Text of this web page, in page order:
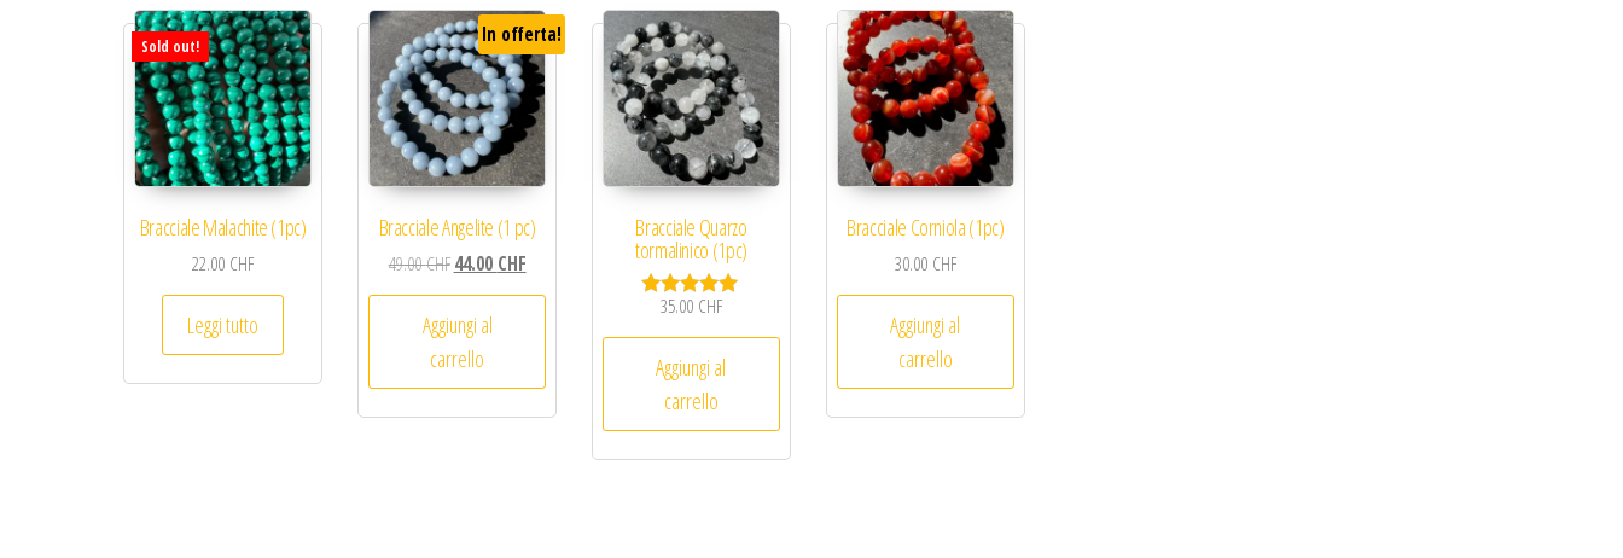
Sold out!
Bracciale Malachite (1pc)
22.00 CHF
Leggi tutto
In offerta!
Bracciale Angelite (1 pc)
49.00CHF Il prezzo originale era: 49.00 CHF.
44.00 CHFIl prezzo attuale è: 44.00 CHF.
Aggiungi al
carrello
Bracciale Quarzo
tormalinico (1pc)
Valutato
35.00 CHF
Aggiungi al
carrello
Bracciale Corniola (1pc)
30.00 CHF
Aggiungi al
carrello